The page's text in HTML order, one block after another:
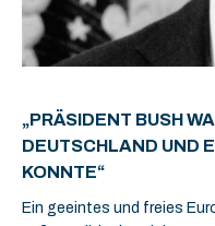
„PRÄSIDENT BUSH
DEUTSCHLAND UND
KONNTE“
Ein geeintes und freies